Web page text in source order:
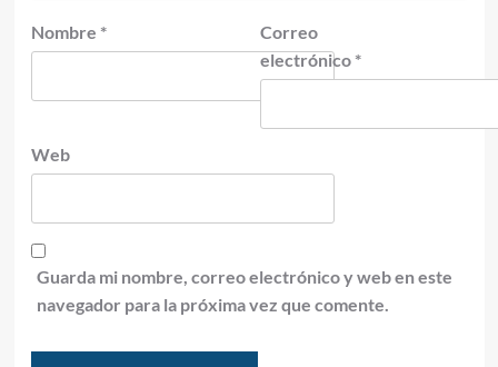
Nombre *
Correo
electrónico *
Web
Guarda mi nombre, correo electrónico y web en este
navegador para la próxima vez que comente.